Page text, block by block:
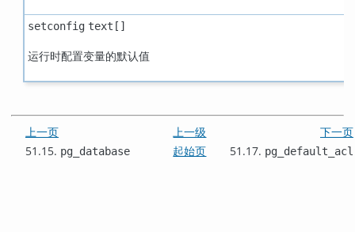
setconfig text[]
运行时配置变量的默认值
上一页 上一级
下一页
51.15. pg_database 起始页 51.17. pg_default_acl